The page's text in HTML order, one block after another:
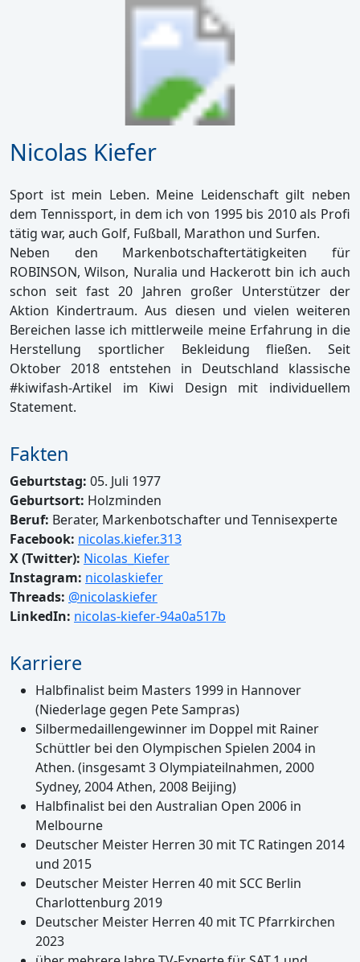
Nicolas Kiefer
Sport ist mein Leben. Meine Leidenschaft gilt neben
dem Tennissport, in dem ich von 1995 bis 2010 als Profi
tätig war, auch Golf, Fußball, Marathon und Surfen.
Neben den Markenbotschaftertätigkeiten für
ROBINSON, Wilson, Nuralia und Hackerott bin ich auch
schon seit fast 20 Jahren großer Unterstützer der
Aktion Kindertraum. Aus diesen und vielen weiteren
Bereichen lasse ich mittlerweile meine Erfahrung in die
Herstellung sportlicher Bekleidung fließen. Seit
Oktober 2018 entstehen in Deutschland klassische
#kiwifash-Artikel im Kiwi Design mit individuellem
Statement.
Fakten
Geburtstag: 05. Juli 1977
Geburtsort: Holzminden
Beruf: Berater, Markenbotschafter und Tennisexperte
Facebook: nicolas.kiefer.313
X (Twitter): Nicolas_Kiefer
Instagram: nicolaskiefer
Threads: @nicolaskiefer
LinkedIn: nicolas-kiefer-94a0a517b
Karriere
Halbfinalist beim Masters 1999 in Hannover
(Niederlage gegen Pete Sampras)
Silbermedaillengewinner im Doppel mit Rainer
Schüttler bei den Olympischen Spielen 2004 in
Athen. (insgesamt 3 Olympiateilnahmen, 2000
Sydney, 2004 Athen, 2008 Beijing)
Halbfinalist bei den Australian Open 2006 in
Melbourne
Deutscher Meister Herren 30 mit TC Ratingen 2014
und 2015
Deutscher Meister Herren 40 mit SCC Berlin
Charlottenburg 2019
Deutscher Meister Herren 40 mit TC Pfarrkirchen
2023